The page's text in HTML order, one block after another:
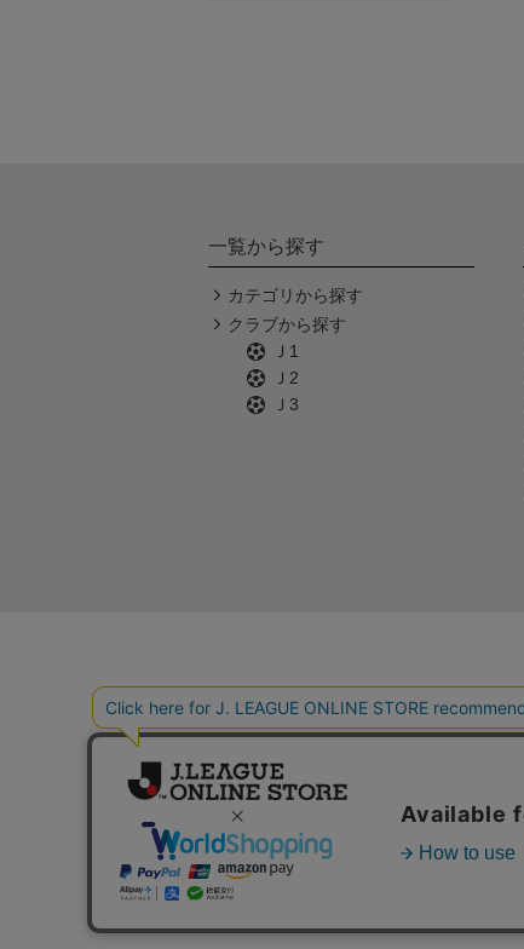
一覧から探す
カテゴリから探す
クラブから探す
Ｊ1
Ｊ2
Ｊ3